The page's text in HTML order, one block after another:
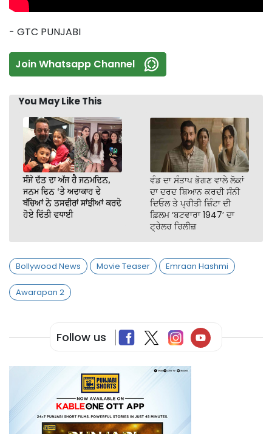
- GTC PUNJABI
Join Whatsapp Channel
You May Like This
ਸੰਜੇ ਦੱਤ ਦਾ ਅੱਜ ਹੈ ਜਨਮਦਿਨ,
ਜਨਮ ਦਿਨ ‘ਤੇ ਅਦਾਕਾਰ ਦੇ
ਬੱਚਿਆਂ ਨੇ ਤਸਵੀਰਾਂ ਸਾਂਝੀਆਂ ਕਰਦੇ
ਹੋਏ ਦਿੱਤੀ ਵਧਾਈ
ਵੰਡ ਦਾ ਸੰਤਾਪ ਭੋਗਣ ਵਾਲੇ ਲੋਕਾਂ
ਦਾ ਦਰਦ ਬਿਆਨ ਕਰਦੀ ਸੰਨੀ
ਦਿਓਲ ਤੇ ਪ੍ਰੀਤੀ ਜ਼ਿੰਟਾ ਦੀ
ਫ਼ਿਲਮ ‘ਬਟਵਾਰਾ 1947’ ਦਾ
ਟ੍ਰੇਲਰ ਰਿਲੀਜ਼
Bollywood News Movie Teaser Emraan Hashmi
Awarapan 2
Follow us